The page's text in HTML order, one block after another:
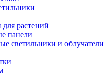
растений
панели
светильники и облучатели